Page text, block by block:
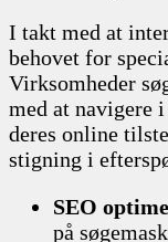
I takt med at
behovet for
Virksomheder
med at navigere
deres online
stigning i
SEO
på